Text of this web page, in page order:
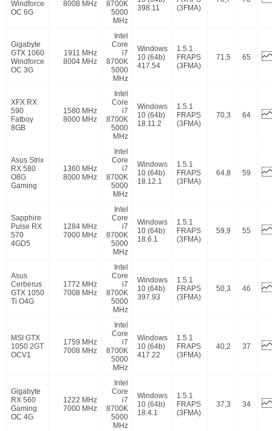
Windforce
OC 6G
8008 MHz
8700K
5000
MHz
398.11
(3FMA)
Gigabyte
GTX 1060
Windforce
OC 3G
1911 MHz
8004 MHz
Intel
Core
i7
8700K
5000
MHz
Windows
10 (64b)
417.54
1.5.1
FRAPS
(3FMA)
71,5 65
XFX RX
590
Fatboy
8GB
1580 MHz
8000 MHz
Intel
Core
i7
8700K
5000
MHz
Windows
10 (64b)
18.11.2
1.5.1
FRAPS
(3FMA)
70,3 64
Asus Strix
RX 580
O8G
Gaming
1360 MHz
8000 MHz
Intel
Core
i7
8700K
5000
MHz
Windows
10 (64b)
18.12.1
1.5.1
FRAPS
(3FMA)
64,8 59
Sapphire
Pulse RX
570
4GD5
1284 MHz
7000 MHz
Intel
Core
i7
8700K
5000
MHz
Windows
10 (64b)
18.6.1
1.5.1
FRAPS
(3FMA)
59,9 55
Asus
Cerberus
GTX 1050
Ti O4G
1772 MHz
7008 MHz
Intel
Core
i7
8700K
5000
MHz
Windows
10 (64b)
397.93
1.5.1
FRAPS
(3FMA)
50,3 46
MSI GTX
1050 2GT
OCV1
1759 MHz
7008 MHz
Intel
Core
i7
8700K
5000
MHz
Windows
10 (64b)
417.22
1.5.1
FRAPS
(3FMA)
40,2 37
Gigabyte
RX 560
Gaming
OC 4G
1222 MHz
7000 MHz
Intel
Core
i7
8700K
5000
MHz
Windows
10 (64b)
18.4.1
1.5.1
FRAPS
(3FMA)
37,3 34